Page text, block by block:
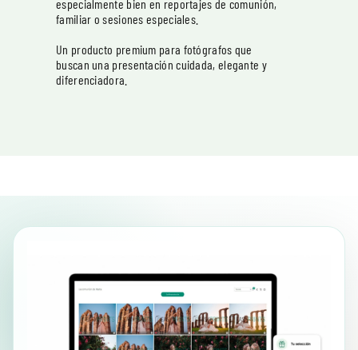
especialmente bien en reportajes de comunión,
familiar o sesiones especiales.
Un producto premium para fotógrafos que
buscan una presentación cuidada, elegante y
diferenciadora.